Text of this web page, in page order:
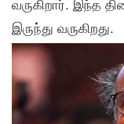
இருந்து வருகிறது.